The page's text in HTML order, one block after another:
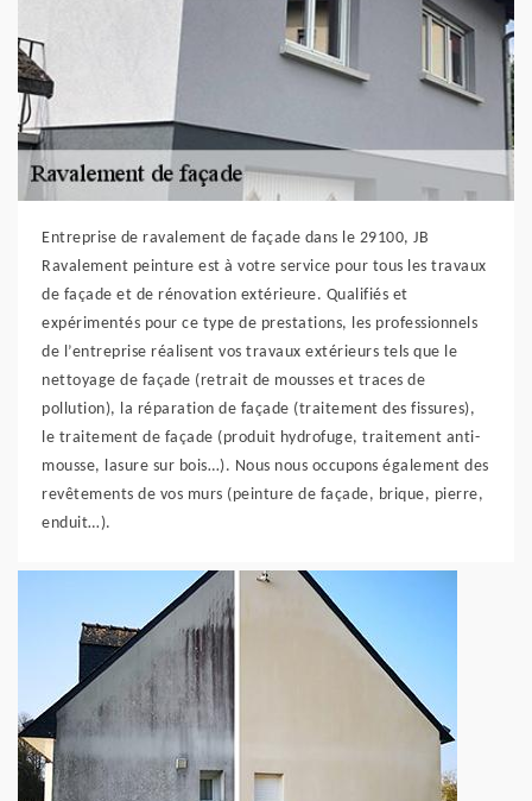
Entreprise de ravalement de façade dans le 29100, JB
Ravalement peinture est à votre service pour tous les travaux
de façade et de rénovation extérieure. Qualifiés et
expérimentés pour ce type de prestations, les professionnels
de l’entreprise réalisent vos travaux extérieurs tels que le
nettoyage de façade (retrait de mousses et traces de
pollution), la réparation de façade (traitement des fissures),
le traitement de façade (produit hydrofuge, traitement anti-
mousse, lasure sur bois…). Nous nous occupons également des
revêtements de vos murs (peinture de façade, brique, pierre,
enduit…).